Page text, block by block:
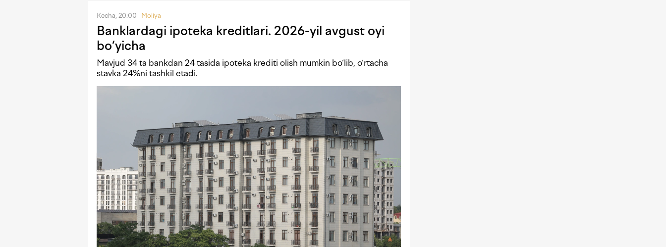
Kecha, 20:00 Moliya
Banklardagi ipoteka kreditlari. 2026-yil avgust oyi
bo‘yicha
Mavjud 34 ta bankdan 24 tasida ipoteka krediti olish mumkin bo‘lib, o‘rtacha
stavka 24%ni tashkil etadi.